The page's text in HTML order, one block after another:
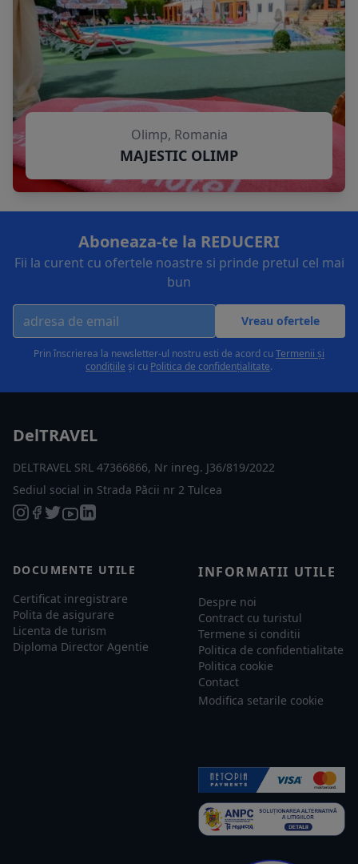
Olimp, Romania
MAJESTIC OLIMP
Aboneaza-te la REDUCERI
Fii la curent cu ofertele noastre si prinde pretul cel mai
bun
Vreau ofertele
Prin înscrierea la newsletter-ul nostru esti de acord cuTermenii și
condițiile și cu Politica de confidențialitate.
DelTRAVEL
DELTRAVEL SRL 47366866, Nr inreg. J36/819/2022
Sediul social in Strada Păcii nr 2 Tulcea
DOCUMENTE UTILE
Certificat inregistrare
Polita de asigurare
Licenta de turism
Diploma Director Agentie
INFORMATII UTILE
Despre noi
Contract cu turistul
Termene si conditii
Politica de confidentialitate
Politica cookie
Contact
Modifica setarile cookie